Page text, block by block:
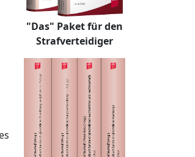
"Das" Paket für den
Strafverteidiger